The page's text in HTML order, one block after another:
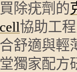
除疣劑的
協助工
舒適與輕
獨家配方